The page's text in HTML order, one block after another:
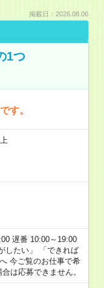
掲載日：2026.08.06
1つ
す。
遅番 10:00～19:00
したい」 「できれば
今ご覧のお仕事で希
は応募できません。